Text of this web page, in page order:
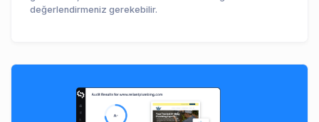
değerlendirmeniz gerekebilir.